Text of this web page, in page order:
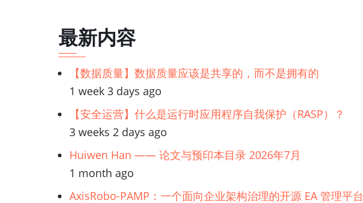
历
链
接：
风
险
最新内容
【数据质量】数据质量应该是共享的，而不是拥有的
1 week 3 days ago
【安全运营】什么是运行时应用程序自我保护（RASP）？
3 weeks 2 days ago
Huiwen Han —— 论文与预印本目录 2026年7月
1 month ago
AxisRobo-PAMP：一个面向企业架构治理的开源 EA 管理平台